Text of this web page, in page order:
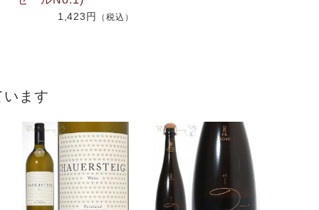
1,423円 （税込）
ます